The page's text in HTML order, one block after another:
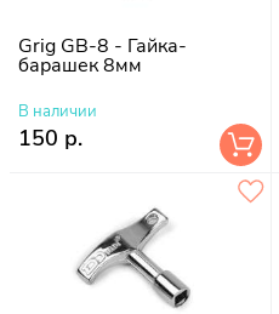
Grig GB-8 - Гайка-
барашек 8мм
В наличии
150 р.